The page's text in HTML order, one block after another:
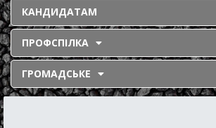
КАНДИДАТАМ
ПРОФСПІЛКА
ГРОМАДСЬКЕ